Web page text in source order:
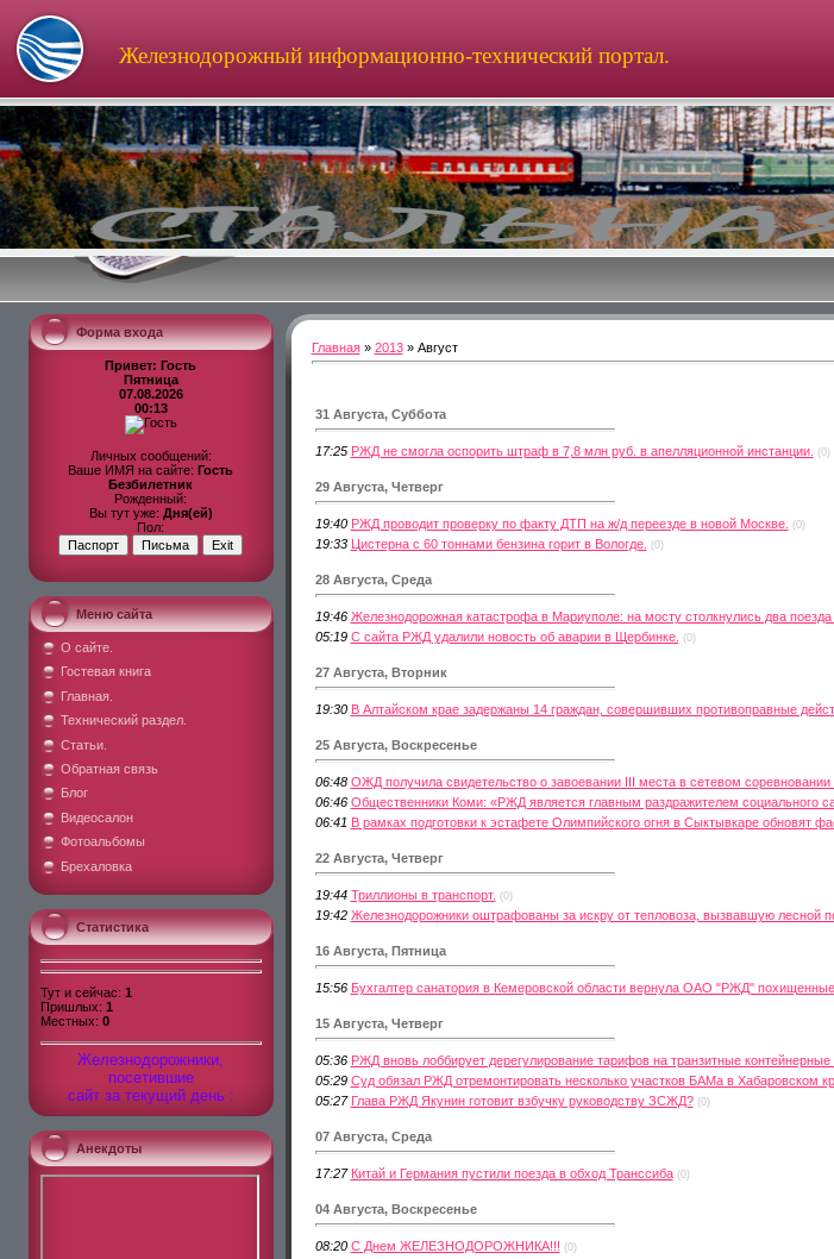
Железнодорожный информационно-технический портал.
Форма входа
Привет: Гость
Пятница
07.08.2026
00:13
Личных сообщений:
Ваше ИМЯ на сайте: Гость
Безбилетник
Рожденный:
Вы тут уже: Дня(ей)
Пол:
Меню сайта
О сайте.
Гостевая книга
Главная.
Технический раздел.
Статьи.
Обратная связь
Блог
Видеосалон
Фотоальбомы
Брехаловка
Статистика
Тут и сейчас: 1
Пришлых: 1
Местных: 0
Железнодорожники,
посетившие
сайт за текущий день :
Анекдоты
Главная» 2013 » Август
31 Августа, Суббота
17:25 РЖД не смогла оспорить штраф в 7,8 млн руб. в апелляционной инстанции. (0)
29 Августа, Четверг
19:40 РЖД проводит проверку по факту ДТП на ж/д переезде в новой Москве. (0)
19:33 Цистерна с 60 тоннами бензина горит в Вологде. (0)
28 Августа, Среда
19:46 Железнодорожная катастрофа в Мариуполе: на мосту столкнулись два поезда
05:19 С сайта РЖД удалили новость об аварии в Щербинке. (0)
27 Августа, Вторник
19:30 В Алтайском крае задержаны 14 граждан, совершивших противоправные
25 Августа, Воскресенье
06:48 ОЖД получила свидетельство о завоевании III места в сетевом
06:46 Общественники Коми: «РЖД является главным раздражителем социального
06:41 В рамках подготовки к эстафете Олимпийского огня в Сыктывкаре обновят
22 Августа, Четверг
19:44 Триллионы в транспорт. (0)
19:42 Железнодорожники оштрафованы за искру от тепловоза, вызвавшую лесной
16 Августа, Пятница
15:56 Бухгалтер санатория в Кемеровской области вернула ОАО "РЖД" похищенные
15 Августа, Четверг
05:36 РЖД вновь лоббирует дерегулирование тарифов на транзитные контейнерные
05:29 Суд обязал РЖД отремонтировать несколько участков БАМа в Хабаровском
05:27 Глава РЖД Якунин готовит взбучку руководству ЗСЖД? (0)
07 Августа, Среда
17:27 Китай и Германия пустили поезда в обход Транссиба (0)
04 Августа, Воскресенье
08:20 С Днем ЖЕЛЕЗНОДОРОЖНИКА!!! (0)